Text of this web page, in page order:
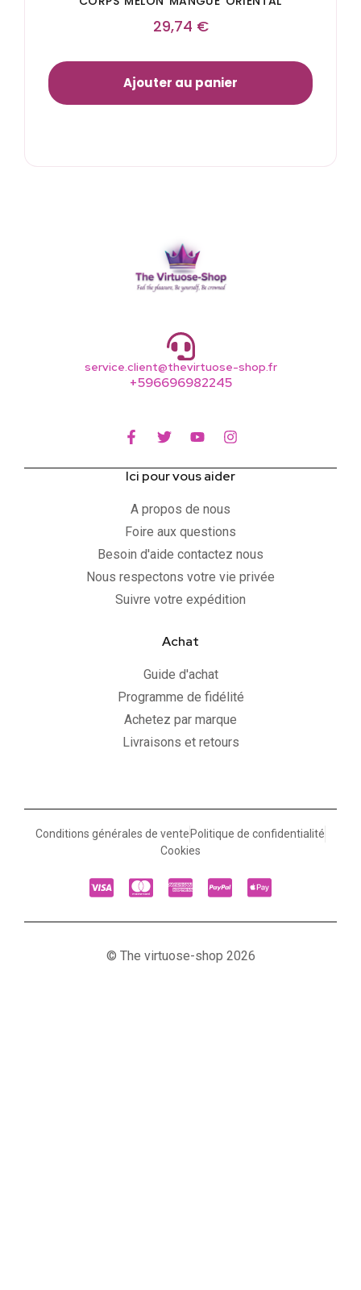
29,74 €
Ajouter au panier
service.client@thevirtuose-shop.fr
+596696982245
Ici pour vous aider
A propos de nous
Foire aux questions
Besoin d'aide contactez nous
Nous respectons votre vie privée
Suivre votre expédition
Achat
Guide d'achat
Programme de fidélité
Achetez par marque
Livraisons et retours
Conditions générales de vente Politique de confidentialité
Cookies
© The virtuose-shop 2026